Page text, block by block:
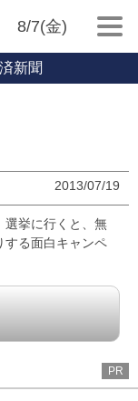
8/7(金)
新聞
2013/07/19
選挙に行くと、無
する面白キャンペ
PR